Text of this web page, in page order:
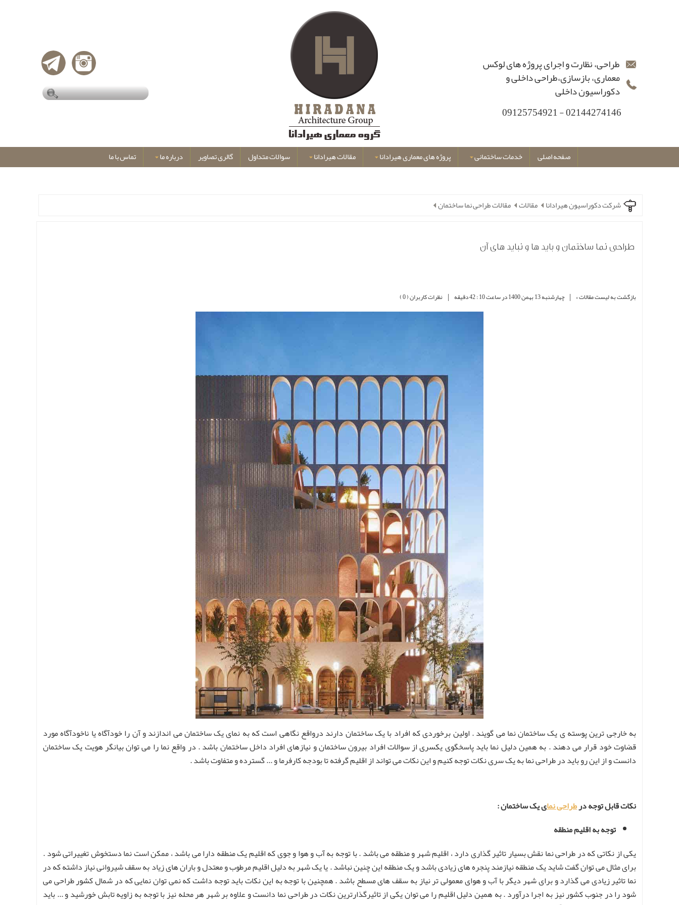
طراحی، نظارت و اجرای پروژه های لوکس
معماری، بازسازی،طراحی داخلی و
دکوراسیون داخلی
02144274146 - 09125754921
صفحه اصلی خدمات ساختمانی پروژه های معماری هیرادانا مقالات هیرادانا سوالات متداول گالری تصاویر درباره ما تماس با ما
شرکت دکوراسیون هیرادانا مقالات مقالات طراحی نما ساختمان
طراحی نما ساختمان و باید ها و نباید های آن
بازگشت به لیست مقالات » | چهارشنبه 13 بهمن 1400 در ساعت 10 : 42 دقیقه | نظرات کاربران ( 0 )
به خارجی ترین پوسته ی یک ساختمان نما می گویند . اولین برخوردی که افراد با یک ساختمان دارند درواقع نگاهی است که به نمای یک ساختمان می اندازند و آن را خودآگاه یا ناخودآگاه مورد
قضاوت خود قرار می دهند . به همین دلیل نما باید پاسخگوی یکسری از سوالات افراد بیرون ساختمان و نیازهای افراد داخل ساختمان باشد . در واقع نما را می توان بیانگر هویت یک ساختمان
دانست و از این رو باید در طراحی نما به یک سری نکات توجه کنیم و این نکات می تواند از اقلیم گرفته تا بودجه کارفرما و ... گسترده و متفاوت باشد .
نکات قابل توجه درطراحی نمای یک ساختمان :
توجه به اقلیم منطقه
یکی از نکاتی که در طراحی نما نقش بسیار تاثیر گذاری دارد ، اقلیم شهر و منطقه می باشد . با توجه به آب و هوا و جوی که اقلیم یک منطقه دارا می باشد ، ممکن است نما دستخوش تغییراتی شود .
برای مثال می توان گفت شاید یک منطقه نیازمند پنجره های زیادی باشد و یک منطقه این چنین نباشد . یا یک شهر به دلیل اقلیم مرطوب و معتدل و باران های زیاد به سقف شیروانی نیاز داشته که در
نما تاثیر زیادی می گذارد و برای شهر دیگر با آب و هوای معمولی تر نیاز به سقف های مسطح باشد . همچنین با توجه به این نکات باید توجه داشت که نمی توان نمایی که در شمال کشور طراحی می
شود را در جنوب کشور نیز به اجرا درآورد . به همین دلیل اقلیم را می توان یکی از تاثیرگذارترین نکات در طراحی نما دانست و علاوه بر شهر هر محله نیز با توجه به زاویه تابش خورشید و ... باید